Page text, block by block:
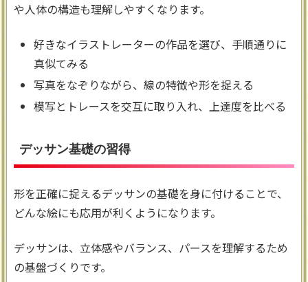
や人体の構造も理解しやすくなります。
好きなイラストレーターの作品を選び、手順通りに
真似てみる
写真をなぞりながら、線の特徴や形を捉える
模写とトレースを交互に取り入れ、上達度を比べる
デッサン基礎の習得
形を正確に捉えるデッサンの基礎を身に付けることで、
どんな絵にも応用が利くようになります。
デッサンは、立体感やバランス、パースを理解するため
の基盤づくりです。